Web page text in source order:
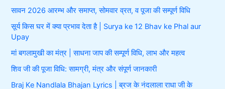
सावन 2026 आरम्भ और समाप्त, सोमवार व्रत, व पूजा की सम्पूर्ण विधि
सूर्य किस घर में क्या प्रभाव देता है | Surya ke 12 Bhav ke Phal aur
Upay
मां बगलामुखी का मंत्र | साधना जाप की सम्पूर्ण विधि, लाभ और महत्व
शिव जी की पूजा विधि: सामग्री, मंत्र और संपूर्ण जानकारी
Braj Ke Nandlala Bhajan Lyrics | ब्रज के नंदलाला राधा जी के